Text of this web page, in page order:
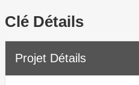
Clé Détails
Projet Détails